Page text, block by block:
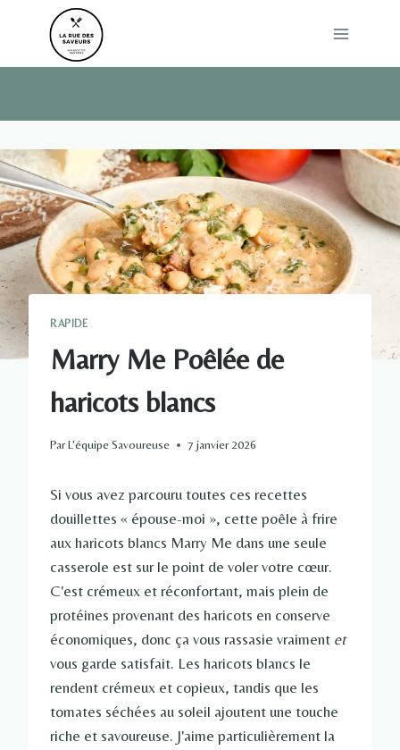
RAPIDE
Marry Me Poêlée de
haricots blancs
ParL'équipe Savoureuse 7 janvier 2026
Si vous avez parcouru toutes ces recettes
douillettes « épouse-moi », cette poêle à frire
aux haricots blancs Marry Me dans une seule
casserole est sur le point de voler votre cœur.
C'est crémeux et réconfortant, mais plein de
protéines provenant des haricots en conserve
économiques, donc ça vous rassasie vraiment et
vous garde satisfait. Les haricots blancs le
rendent crémeux et copieux, tandis que les
tomates séchées au soleil ajoutent une touche
riche et savoureuse. J'aime particulièrement la